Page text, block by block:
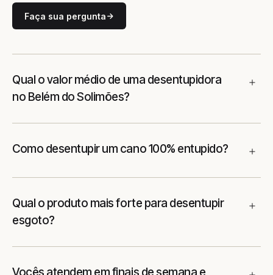
Faça sua pergunta
Qual o valor médio de uma desentupidora
no Belém do Solimões?
Como desentupir um cano 100% entupido?
Qual o produto mais forte para desentupir
esgoto?